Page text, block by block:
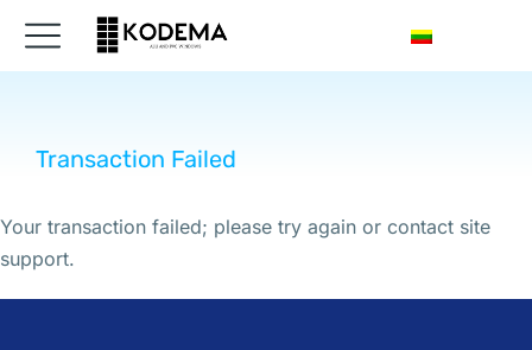
Transaction Failed
Your transaction failed; please try again or contact site
support.